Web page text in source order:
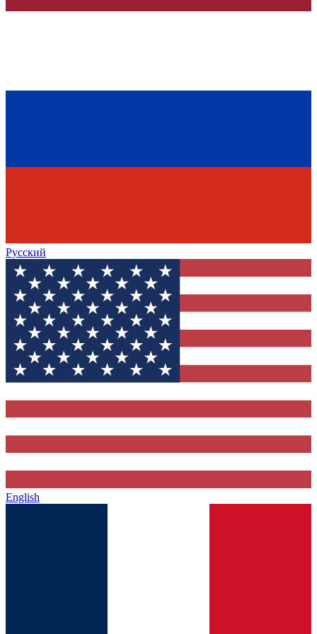
Русский
English